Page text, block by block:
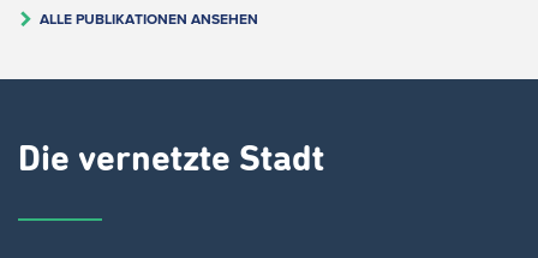
ALLE PUBLIKATIONEN ANSEHEN
Die vernetzte Stadt